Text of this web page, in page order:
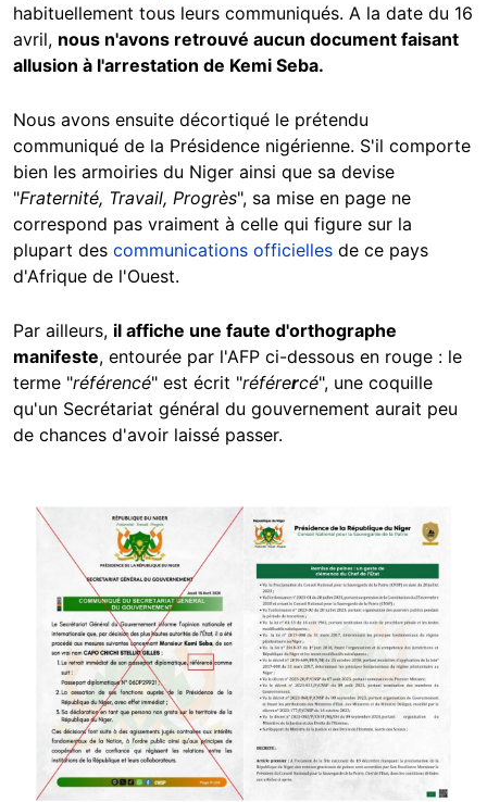
habituellement tous leurs communiqués. A la date du 16
avril, nous n'avons retrouvé aucun document faisant
allusion à l'arrestation de Kemi Seba.
Nous avons ensuite décortiqué le prétendu
communiqué de la Présidence nigérienne. S'il comporte
bien les armoiries du Niger ainsi que sa devise
"Fraternité, Travail, Progrès", sa mise en page ne
correspond pas vraiment à celle qui figure sur la
plupart des communications officielles de ce pays
d'Afrique de l'Ouest.
Par ailleurs, il affiche une faute d'orthographe
manifeste, entourée par l'AFP ci-dessous en rouge : le
terme "référencé" est écrit "référercé", une coquille
qu'un Secrétariat général du gouvernement aurait peu
de chances d'avoir laissé passer.
Image